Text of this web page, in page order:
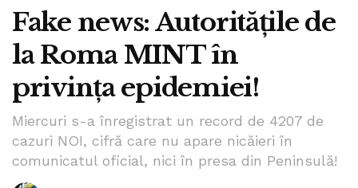
Fake news: Autoritățile de
la Roma MINT în
privința epidemiei!
Miercuri s-a înregistrat un record de 4207 de
cazuri NOI, cifră care nu apare nicăieri în
comunicatul oficial, nici în presa din Peninsulă!